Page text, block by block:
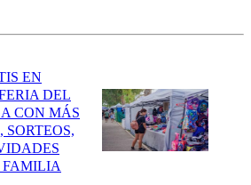
EN
DEL
CON MÁS
SORTEOS,
FAMILIA